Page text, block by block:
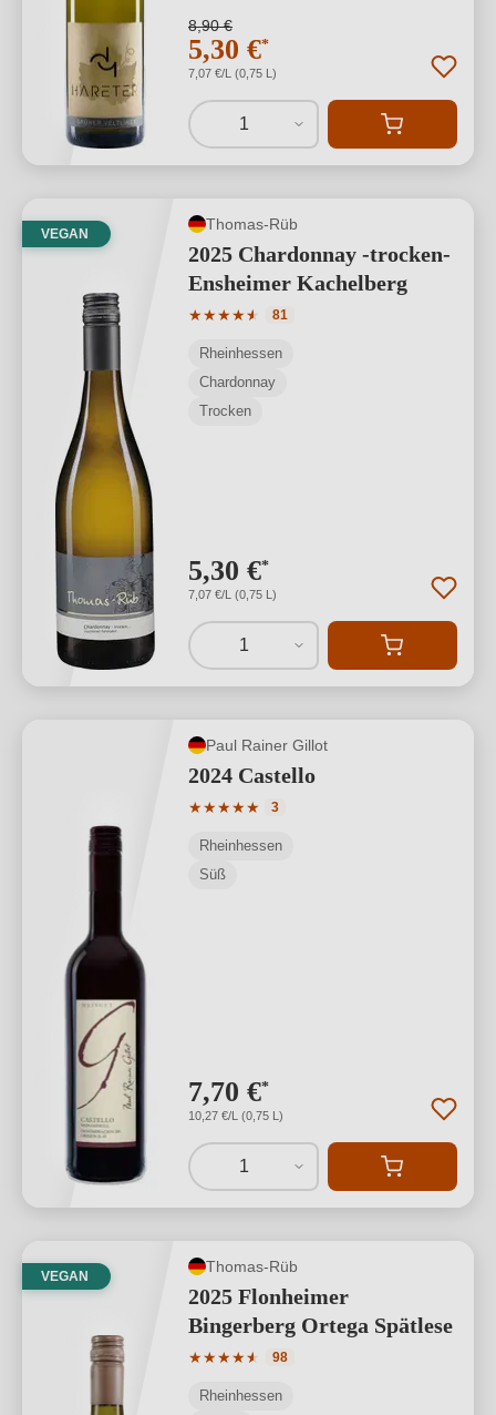
8,90 €
5,30 €*
7,07 €/L (0,75 L)
1
VEGAN
Thomas-Rüb
2025 Chardonnay -trocken-
Ensheimer Kachelberg
★★★★★
★
Durchschnittliche Bewertung von 4.93
81
Rheinhessen
Chardonnay
Trocken
5,30 €*
7,07 €/L (0,75 L)
1
Paul Rainer Gillot
2024 Castello
★★★★★
Durchschnittliche Bewertung von 5
3
Rheinhessen
Süß
7,70 €*
10,27 €/L (0,75 L)
1
VEGAN
Thomas-Rüb
2025 Flonheimer
Bingerberg Ortega Spätlese
★★★★★
★
Durchschnittliche Bewertung von 4.97
98
Rheinhessen